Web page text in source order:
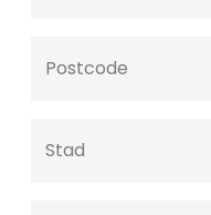
Postcode
Stad